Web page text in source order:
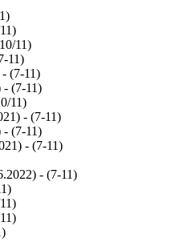
11)
11)
(7-11)
- (7-11)
11)
- (7-11)
- (7-11)
- (7-11)
- (7-11)